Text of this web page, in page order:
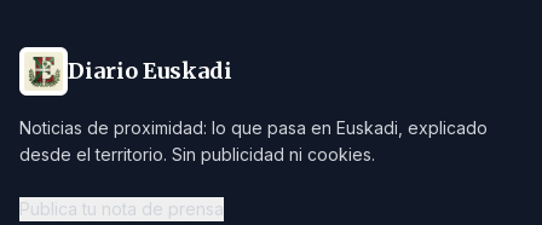
Diario Euskadi
Noticias de proximidad: lo que pasa en Euskadi, explicado
desde el territorio. Sin publicidad ni cookies.
Publica tu nota de prensa